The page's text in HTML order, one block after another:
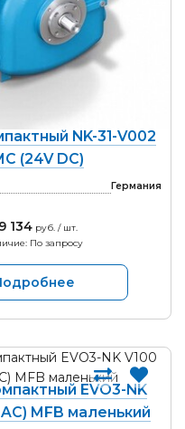
NK-31-V002
(24V DC)
Германия
134руб. / шт.
По запросу
EVO3-NK
MFB маленький